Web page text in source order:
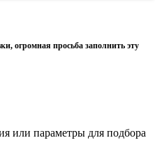
огромная просьба заполнить эту
или параметры для подбора